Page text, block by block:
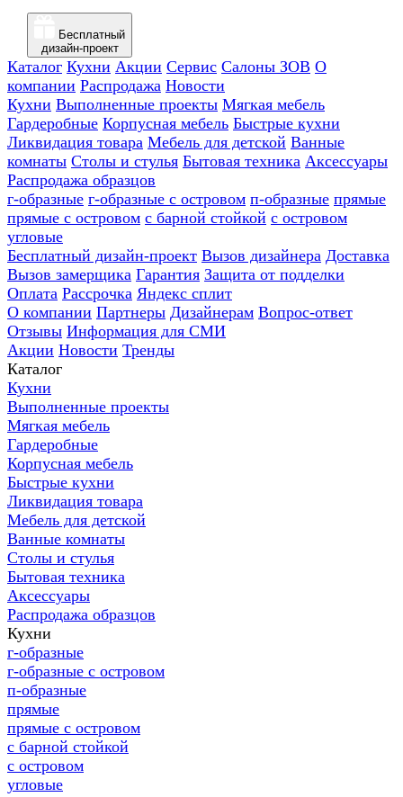
Бесплатный
дизайн-проект
Каталог Кухни Акции Сервис Салоны ЗОВ О
компании Распродажа Новости
Кухни Выполненные проекты Мягкая мебель
Гардеробные Корпусная мебель Быстрые кухни
Ликвидация товара Мебель для детской Ванные
комнаты Столы и стулья Бытовая техника Аксессуары
Распродажа образцов
г-образные г-образные с островом п-образные прямые
прямые с островом с барной стойкой с островом
угловые
Бесплатный дизайн-проект Вызов дизайнера Доставка
Вызов замерщика Гарантия Защита от подделки
Оплата Рассрочка Яндекс сплит
О компании Партнеры Дизайнерам Вопрос-ответ
Отзывы Информация для СМИ
Акции Новости Тренды
Каталог
Кухни
Выполненные проекты
Мягкая мебель
Гардеробные
Корпусная мебель
Быстрые кухни
Ликвидация товара
Мебель для детской
Ванные комнаты
Столы и стулья
Бытовая техника
Аксессуары
Распродажа образцов
Кухни
г-образные
г-образные с островом
п-образные
прямые
прямые с островом
с барной стойкой
с островом
угловые